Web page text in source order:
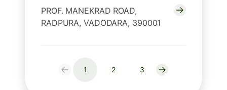
PROF. MANEKRAD ROAD,
RADPURA, VADODARA, 390001
1 2 3